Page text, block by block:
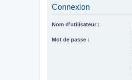
Connexion
Nom d’utilisateur :
Mot de passe :